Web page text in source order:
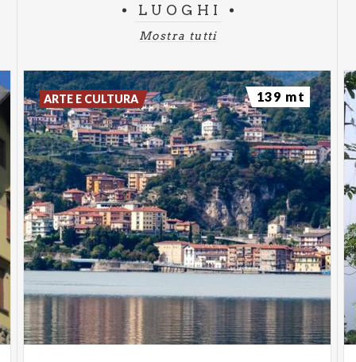
LUOGHI
Mostra tutti
ARTE E CULTURA 139 mt